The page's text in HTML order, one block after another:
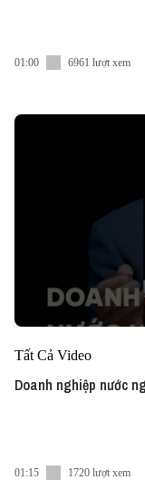
01:00 6961 lượt xem
Tất Cả Video
Doanh nghiệp nước
01:15 1720 lượt xem